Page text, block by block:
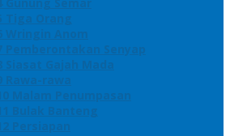
Tiga Orang
Wringin Anom
Pemberontakan Senyap
Siasat Gajah Mada
Rawa-rawa
Malam Penumpasan
Bulak Banteng
Persiapan